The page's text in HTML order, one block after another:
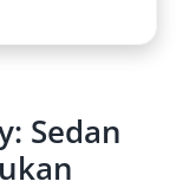
Sedan